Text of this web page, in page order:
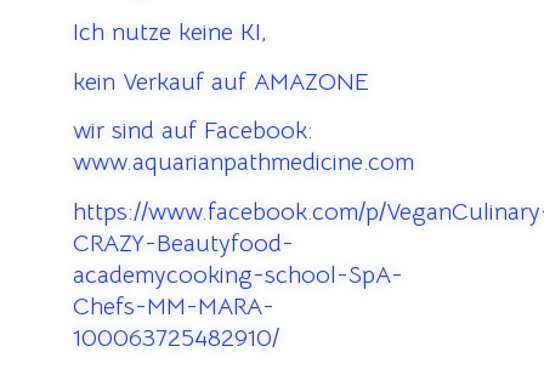
Ich nutze keine KI,
kein Verkauf auf AMAZONE
wir sind auf Facebook:
www.aquarianpathmedicine.com
https://www.facebook.com/p/
CRAZY-Beautyfood-
academycooking-school-SpA-
Chefs-MM-MARA-
100063725482910/